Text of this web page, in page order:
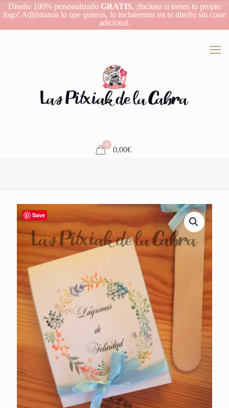
Diseño 100% personalizado GRATIS. ¡Incluso si tienes tu propio
logo! Adjúntanos lo que quieras, lo incluiremos en tu diseño sin coste
adicional.
0
0,00€
Save